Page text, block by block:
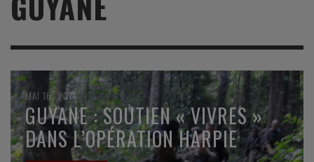
MAI 16, 2014
GUYANE : SOUTIEN « VIVRES »
DANS L’OPÉRATION HARPIE